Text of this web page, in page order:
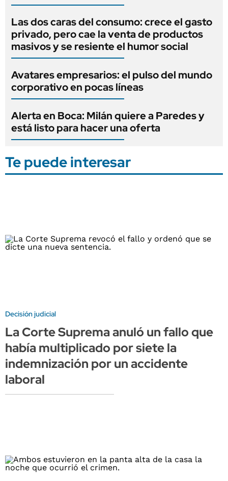
Las dos caras del consumo: crece el gasto
privado, pero cae la venta de productos
masivos y se resiente el humor social
Avatares empresarios: el pulso del mundo
corporativo en pocas líneas
Alerta en Boca: Milán quiere a Paredes y
está listo para hacer una oferta
Te puede interesar
Decisión judicial
La Corte Suprema anuló un fallo que
había multiplicado por siete la
indemnización por un accidente
laboral